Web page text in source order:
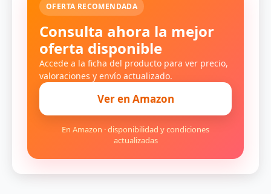
OFERTA RECOMENDADA
Consulta ahora la mejor
oferta disponible
Accede a la ficha del producto para ver precio,
valoraciones y envío actualizado.
Ver en Amazon
En Amazon · disponibilidad y condiciones
actualizadas